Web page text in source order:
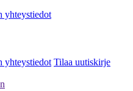
yhteystiedot
yhteystiedot Tilaa uutiskirje